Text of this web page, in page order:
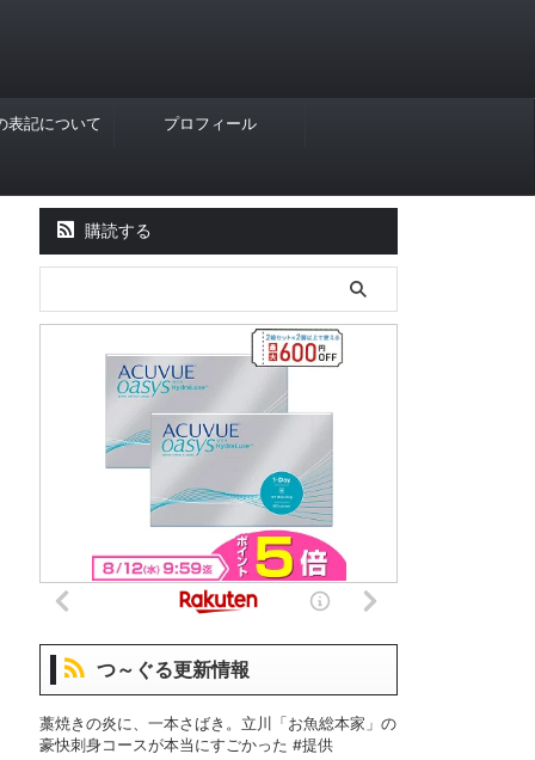
表記について プロフィール
購読する
つ～ぐる更新情報
藁焼きの炎に、一本さばき。立川「お魚総本家」の
豪快刺身コースが本当にすごかった #提供